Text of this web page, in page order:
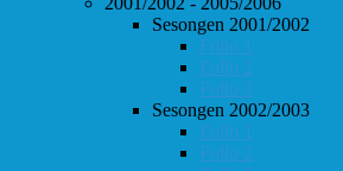
Sesongen 2001/2002
Follo 1
Follo 2
Follo 3
Sesongen 2002/2003
Follo 1
Follo 2